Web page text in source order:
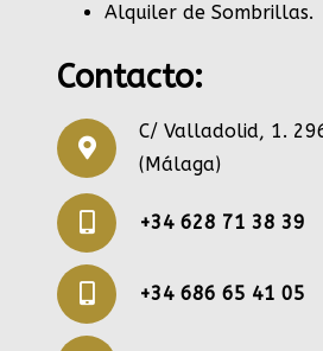
Alquiler de Sombrillas.
Contacto:
C/ Valladolid, 1.
(Málaga)
+34 628 71 38 39
+34 686 65 41 05